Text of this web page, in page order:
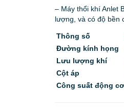
– Máy thổi khí Anlet
lượng, và có độ bền
Thông số
Đường kính họng
Lưu lượng khí
Cột áp
Công suất động cơ